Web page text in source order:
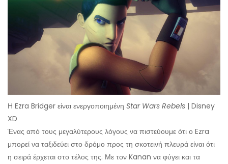
Η Ezra Bridger είναι ενεργοποιημένη Star Wars Rebels | Disney
XD
Ένας από τους μεγαλύτερους λόγους να πιστεύουμε ότι ο Ezra
μπορεί να ταξιδεύει στο δρόμο προς τη σκοτεινή πλευρά είναι ότι
η σειρά έρχεται στο τέλος της. Με τον Kanan να φύγει και τα